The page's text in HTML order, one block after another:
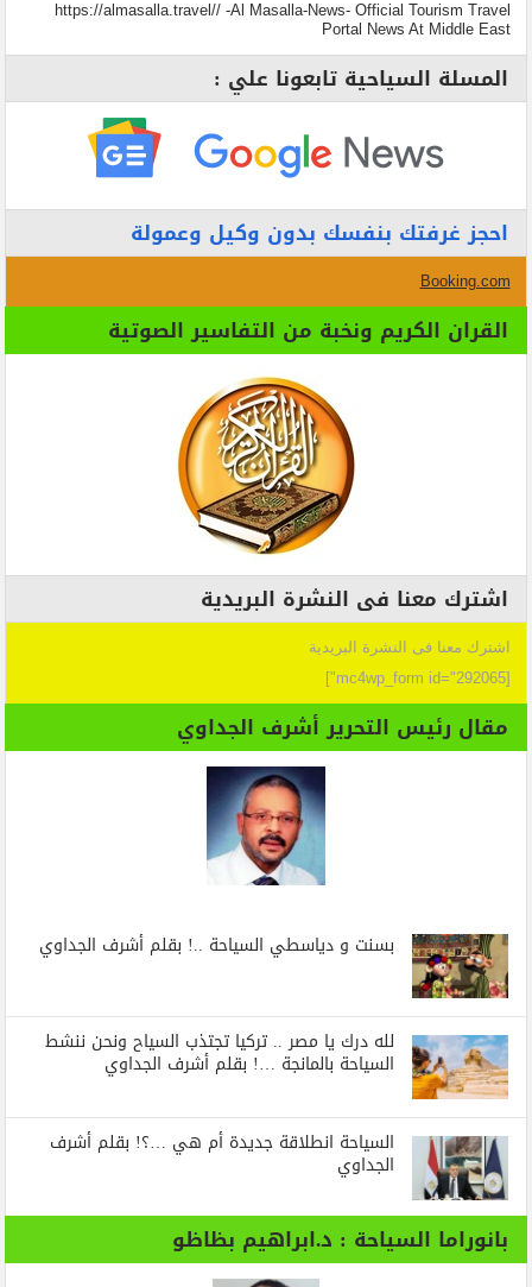
https://almasalla.travel// -Al Masalla-News- Official Tourism Travel
Portal News At Middle East
المسلة السياحية تابعونا علي :
احجز غرفتك بنفسك بدون وكيل وعمولة
Booking.com
القران الكريم ونخبة من التفاسير الصوتية
اشترك معنا فى النشرة البريدية
اشترك معنا فى النشرة البريدية
[mc4wp_form id="292065"]
مقال رئيس التحرير أشرف الجداوي
بسنت و دياسطي السياحة ..! بقلم أشرف الجداوي
لله درك يا مصر .. تركيا تجتذب السياح ونحن ننشط
السياحة بالمانجة …! بقلم أشرف الجداوي
السياحة انطلاقة جديدة أم هي …؟! بقلم أشرف
الجداوي
بانوراما السياحة : د.ابراهيم بظاظو